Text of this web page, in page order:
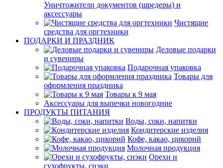
Уничтожители документов (шредеры) и
аксессуары
Чистящие
средства для оргтехники
ПОДАРКИ И ПРАЗДНИК
Деловые подарки
и сувениры
Подарочная упаковка
Товары для
оформления праздника
Товары к 9 мая
Аксессуары для выпечки новогодние
ПРОДУКТЫ ПИТАНИЯ
Воды, соки, напитки
Кондитерские изделия
Кофе, какао, цикорий
Молочная продукция
Орехи и
сухофрукты, снэки